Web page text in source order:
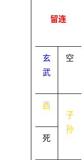
留连
玄
武
空
酉
死
子
孙